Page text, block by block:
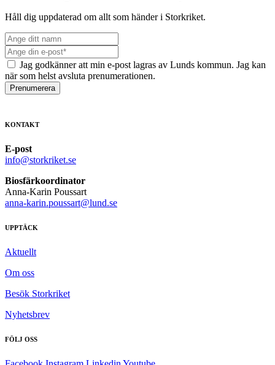
Håll dig uppdaterad om allt som händer i Storkriket.
Jag godkänner att min e-post lagras av Lunds kommun. Jag kan
när som helst avsluta prenumerationen.
Prenumerera
KONTAKT
E-post
info@storkriket.se
Biosfärkoordinator
Anna-Karin Poussart
anna-karin.poussart@lund.se
UPPTÄCK
Aktuellt
Om oss
Besök Storkriket
Nyhetsbrev
FÖLJ OSS